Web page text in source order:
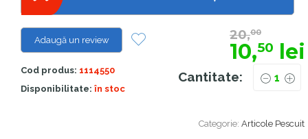
Categorie: Articole Pescuit
Cantitate:
Adaugă un review
Cod produs: 1114550
Disponibilitate: în stoc
20,00
10,50 lei